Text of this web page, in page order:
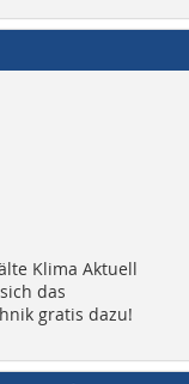
Klima Aktuell
das
gratis dazu!